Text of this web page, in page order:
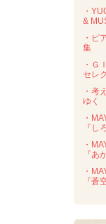
・
&
・ピ
集
・Ｇ
セレ
・考
ゆく
・
『し
・
『あ
・
『蒼